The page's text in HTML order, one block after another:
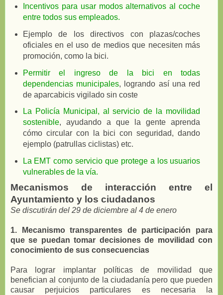
Incentivos para usar modos alternativos al coche
entre todos sus empleados.
Ejemplo de los directivos con plazas/coches
oficiales en el uso de medios que necesiten más
promoción, como la bici.
Permitir el ingreso de la bici en todas
dependencias municipales, logrando así una red
de aparcabicis vigilado sin coste
La Policía Municipal, al servicio de la movilidad
sostenible, ayudando a que la gente aprenda
cómo circular con la bici con seguridad, dando
ejemplo (patrullas ciclistas) etc.
La EMT como servicio que protege a los usuarios
vulnerables de la vía.
Mecanismos de interacción entre el
Ayuntamiento y los ciudadanos
Se discutirán del 29 de diciembre al 4 de enero
1. Mecanismo transparentes de participación para
que se puedan tomar decisiones de movilidad con
conocimiento de sus consecuencias
Para lograr implantar políticas de movilidad que
benefician al conjunto de la ciudadanía pero que pueden
causar perjuicios particulares es necesaria la